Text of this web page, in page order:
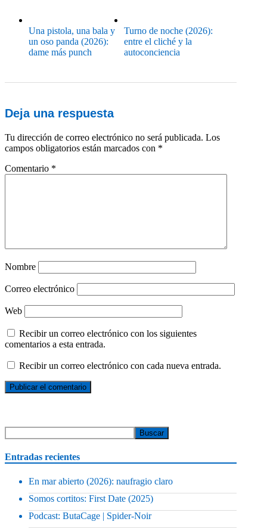
Una pistola, una bala y
un oso panda (2026):
dame más punch
Turno de noche (2026):
entre el cliché y la
autoconciencia
Deja una respuesta
Tu dirección de correo electrónico no será publicada. Los
campos obligatorios están marcados con *
Comentario *
Nombre
Correo electrónico
Web
Recibir un correo electrónico con los siguientes
comentarios a esta entrada.
Recibir un correo electrónico con cada nueva entrada.
Entradas recientes
En mar abierto (2026): naufragio claro
Somos cortitos: First Date (2025)
Podcast: ButaCage | Spider-Noir